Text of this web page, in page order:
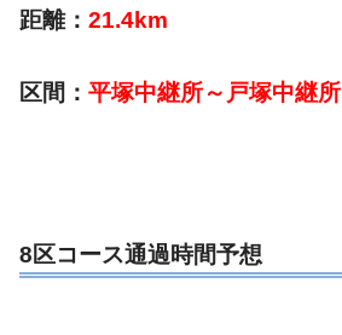
距離： 21.4km
区間： 平塚中継所～戸塚中継所
8区コース通過時間予想